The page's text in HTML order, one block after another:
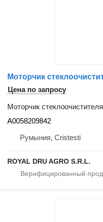
Цена по запросу
Моторчик стеклоочистителя
A0058209842
Румыния, Cristesti
ROYAL DRU AGRO S.R.L.